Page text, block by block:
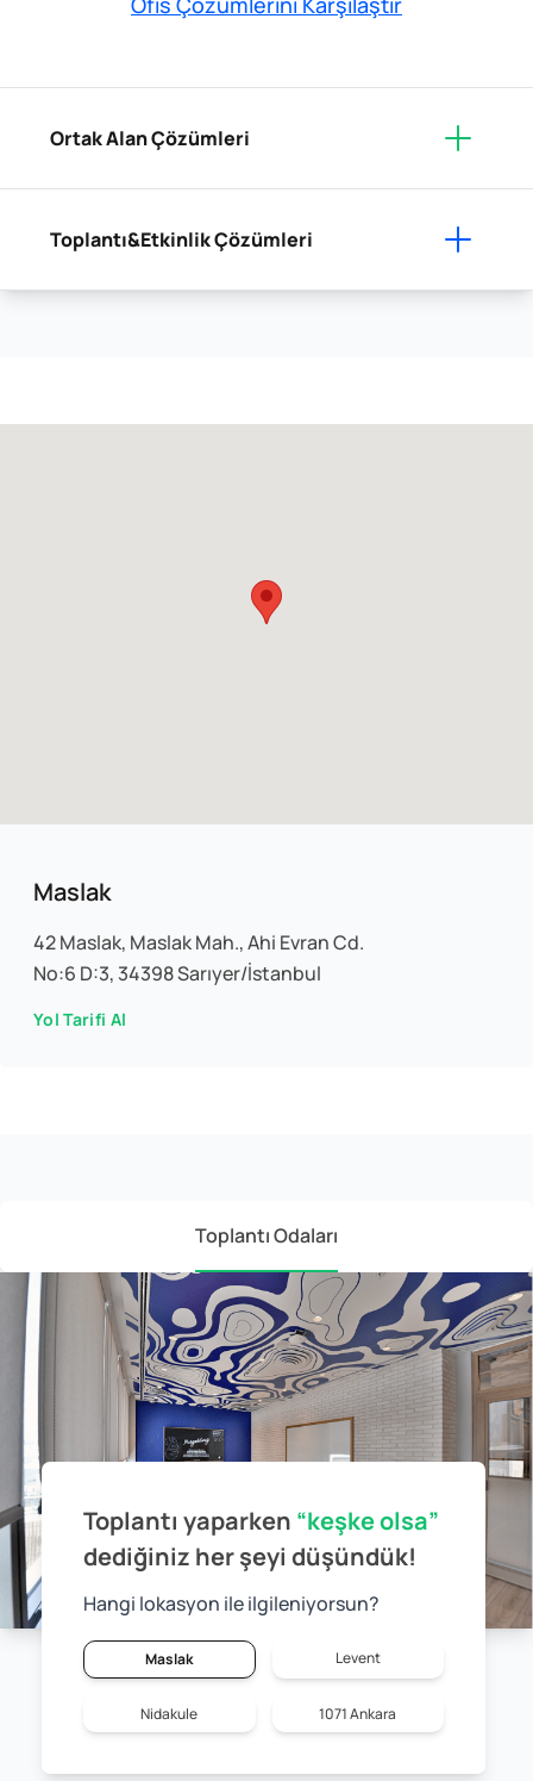
Ortak Alan Çözümleri
Toplantı&Etkinlik Çözümleri
Maslak
42 Maslak, Maslak Mah., Ahi Evran Cd.
No:6 D:3, 34398 Sarıyer/İstanbul
Yol Tarifi Al
Toplantı Odaları
Toplantı yaparken “keşke olsa”
dediğiniz her şeyi düşündük!
Hangi lokasyon ile ilgileniyorsun?
Maslak Levent
Nidakule 1071 Ankara